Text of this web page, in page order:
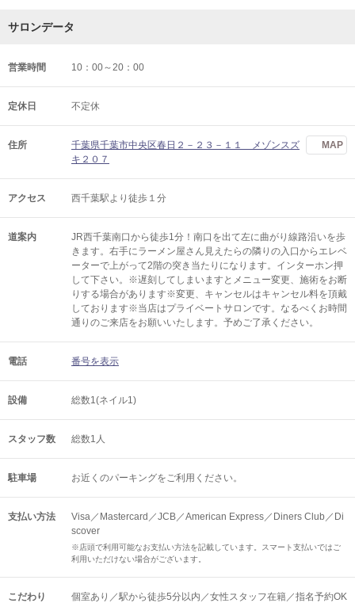
サロンデータ
営業時間 10：00～20：00
定休日 不定休
住所
千葉県千葉市中央区春日２－２３－１１ メゾンスズ
キ２０７
MAP
アクセス 西千葉駅より徒歩１分
道案内
JR西千葉南口から徒歩1分！南口を出て左に曲がり線路沿いを歩
きます。右手にラーメン屋さん見えたらの隣りの入口からエレベ
ーターで上がって2階の突き当たりになります。インターホン押
して下さい。※遅刻してしまいますとメニュー変更、施術をお断
りする場合があります※変更、キャンセルはキャンセル料を頂戴
しております※当店はプライベートサロンです。なるべくお時間
通りのご来店をお願いいたします。予めご了承ください。
電話 番号を表示
設備 総数1(ネイル1)
スタッフ数 総数1人
駐車場 お近くのパーキングをご利用ください。
支払い方法
Visa／Mastercard／JCB／American Express／Diners Club／Di
scover
※店頭で利用可能なお支払い方法を記載しています。スマート支払いではご
利用いただけない場合がございます。
こだわり
個室あり／駅から徒歩5分以内／女性スタッフ在籍／指名予約OK